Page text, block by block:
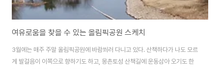
여유로움을 찾을 수 있는 올림픽공원 스케치
3월에는 매주 주말 올림픽공원에 바람쐬러 다니고 있다. 산책하다가 나도 모르
게 발걸음이 이쪽으로 향하기도 하고, 몽촌토성 산책길에 운동삼아 오기도 한